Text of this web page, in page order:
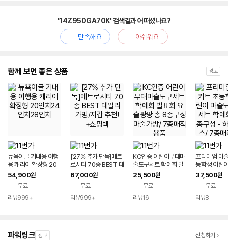
'14Z950GA70K' 검색결과 어떠셨나요?
만족해요
아쉬워요
함께 보면 좋은 상품 광고
뉴욕이글 기내용 여행
용 캐리어 확장형 20
인치24인치28인치
54,900원
무료
리뷰999+
[27% 추가 단독]메트
로시티 70종 BEST 데
일리 가방/지갑 추천!
+쇼핑백
67,000원
무료
리뷰999+
KC인증 어린이무대마
술도구세트 학예회 발
표회 요술팡팡 총 8종
구성 마술가방/ 7종매
직용품
25,500원
무료
리뷰16
프리미엄 마
등학생 어린
구가방세트
8종구성 -
스/ 7종매직
37,500원
무료
리뷰8
파워링크 광고 신청하기